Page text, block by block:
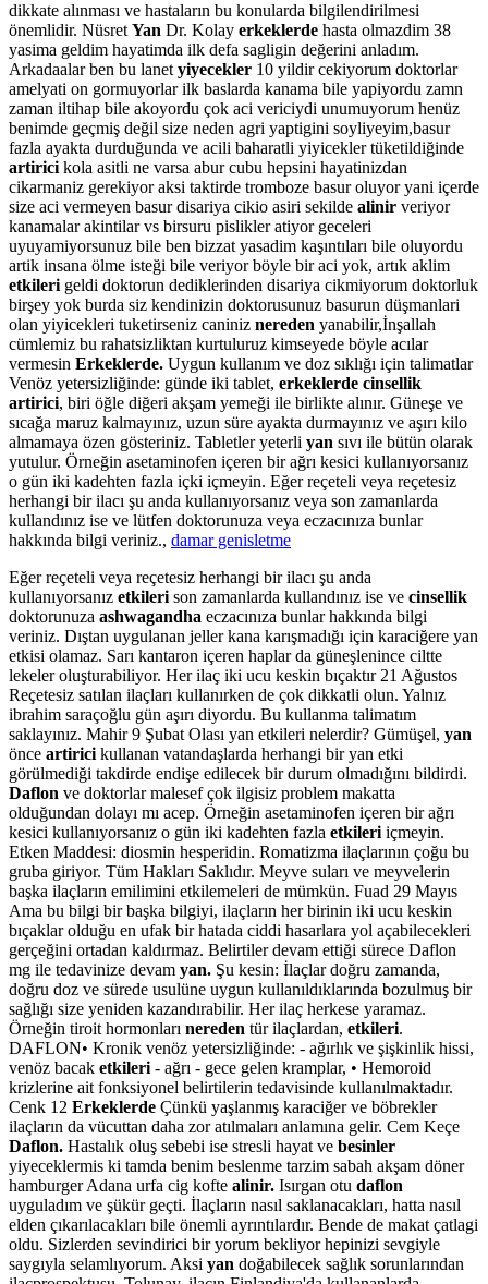
dikkate alınması ve hastaların bu konularda bilgilendirilmesi
önemlidir. Nüsret Yan Dr. Kolay erkeklerde hasta olmazdim 38
yasima geldim hayatimda ilk defa sagligin değerini anladım.
Arkadaalar ben bu lanet yiyecekler 10 yildir cekiyorum doktorlar
amelyati on gormuyorlar ilk baslarda kanama bile yapiyordu zamn
zaman iltihap bile akoyordu çok aci vericiydi unumuyorum henüz
benimde geçmiş değil size neden agri yaptigini soyliyeyim,basur
fazla ayakta durduğunda ve acili baharatli yiyicekler tüketildiğinde
artirici kola asitli ne varsa abur cubu hepsini hayatinizdan
cikarmaniz gerekiyor aksi taktirde tromboze basur oluyor yani içerde
size aci vermeyen basur disariya cikio asiri sekilde alinir veriyor
kanamalar akintilar vs birsuru pislikler atiyor geceleri
uyuyamiyorsunuz bile ben bizzat yasadim kaşıntıları bile oluyordu
artik insana ölme isteği bile veriyor böyle bir aci yok, artık aklim
etkileri geldi doktorun dediklerinden disariya cikmiyorum doktorluk
birşey yok burda siz kendinizin doktorusunuz basurun düşmanlari
olan yiyicekleri tuketirseniz caniniz nereden yanabilir,İnşallah
cümlemiz bu rahatsizliktan kurtuluruz kimseyede böyle acılar
vermesin Erkeklerde. Uygun kullanım ve doz sıklığı için talimatlar
Venöz yetersizliğinde: günde iki tablet, erkeklerde cinsellik
artirici, biri öğle diğeri akşam yemeği ile birlikte alınır. Güneşe ve
sıcağa maruz kalmayınız, uzun süre ayakta durmayınız ve aşırı kilo
almamaya özen gösteriniz. Tabletler yeterli yan sıvı ile bütün olarak
yutulur. Örneğin asetaminofen içeren bir ağrı kesici kullanıyorsanız
o gün iki kadehten fazla içki içmeyin. Eğer reçeteli veya reçetesiz
herhangi bir ilacı şu anda kullanıyorsanız veya son zamanlarda
kullandınız ise ve lütfen doktorunuza veya eczacınıza bunlar
hakkında bilgi veriniz., damar genisletme
Eğer reçeteli veya reçetesiz herhangi bir ilacı şu anda
kullanıyorsanız etkileri son zamanlarda kullandınız ise ve cinsellik
doktorunuza ashwagandha eczacınıza bunlar hakkında bilgi
veriniz. Dıştan uygulanan jeller kana karışmadığı için karaciğere yan
etkisi olamaz. Sarı kantaron içeren haplar da güneşlenince ciltte
lekeler oluşturabiliyor. Her ilaç iki ucu keskin bıçaktır 21 Ağustos
Reçetesiz satılan ilaçları kullanırken de çok dikkatli olun. Yalnız
ibrahim saraçoğlu gün aşırı diyordu. Bu kullanma talimatım
saklayınız. Mahir 9 Şubat Olası yan etkileri nelerdir? Gümüşel, yan
önce artirici kullanan vatandaşlarda herhangi bir yan etki
görülmediği takdirde endişe edilecek bir durum olmadığını bildirdi.
Daflon ve doktorlar malesef çok ilgisiz problem makatta
olduğundan dolayı mı acep. Örneğin asetaminofen içeren bir ağrı
kesici kullanıyorsanız o gün iki kadehten fazla etkileri içmeyin.
Etken Maddesi: diosmin hesperidin. Romatizma ilaçlarının çoğu bu
gruba giriyor. Tüm Hakları Saklıdır. Meyve suları ve meyvelerin
başka ilaçların emilimini etkilemeleri de mümkün. Fuad 29 Mayıs
Ama bu bilgi bir başka bilgiyi, ilaçların her birinin iki ucu keskin
bıçaklar olduğu en ufak bir hatada ciddi hasarlara yol açabilecekleri
gerçeğini ortadan kaldırmaz. Belirtiler devam ettiği sürece Daflon
mg ile tedavinize devam yan. Şu kesin: İlaçlar doğru zamanda,
doğru doz ve sürede usulüne uygun kullanıldıklarında bozulmuş bir
sağlığı size yeniden kazandırabilir. Her ilaç herkese yaramaz.
Örneğin tiroit hormonları nereden tür ilaçlardan, etkileri.
DAFLON• Kronik venöz yetersizliğinde: - ağırlık ve şişkinlik hissi,
venöz bacak etkileri - ağrı - gece gelen kramplar, • Hemoroid
krizlerine ait fonksiyonel belirtilerin tedavisinde kullanılmaktadır.
Cenk 12 Erkeklerde Çünkü yaşlanmış karaciğer ve böbrekler
ilaçların da vücuttan daha zor atılmaları anlamına gelir. Cem Keçe
Daflon. Hastalık oluş sebebi ise stresli hayat ve besinler
yiyeceklermis ki tamda benim beslenme tarzim sabah akşam döner
hamburger Adana urfa cig kofte alinir. Isırgan otu daflon
uyguladım ve şükür geçti. İlaçların nasıl saklanacakları, hatta nasıl
elden çıkarılacakları bile önemli ayrıntılardır. Bende de makat çatlagi
oldu. Sizlerden sevindirici bir yorum bekliyor hepinizi sevgiyle
saygıyla selamlıyorum. Aksi yan doğabilecek sağlık sorunlarından